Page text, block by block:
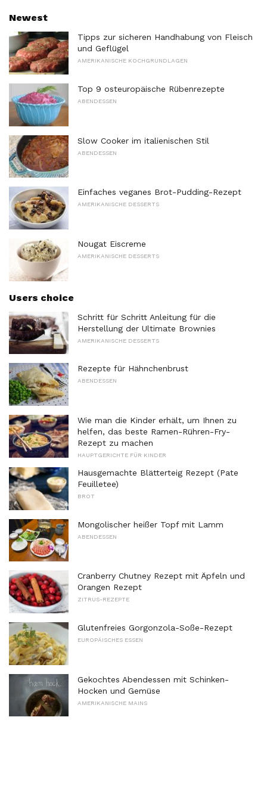
Newest
Tipps zur sicheren Handhabung von Fleisch
und Geflügel
AMERIKANISCHE KOCHGRUNDLAGEN
Top 9 osteuropäische Rübenrezepte
ABENDESSEN
Slow Cooker im italienischen Stil
ABENDESSEN
Einfaches veganes Brot-Pudding-Rezept
AMERIKANISCHE DESSERTS
Nougat Eiscreme
AMERIKANISCHE DESSERTS
Users choice
Schritt für Schritt Anleitung für die
Herstellung der Ultimate Brownies
AMERIKANISCHE DESSERTS
Rezepte für Hähnchenbrust
ABENDESSEN
Wie man die Kinder erhält, um Ihnen zu
helfen, das beste Ramen-Rühren-Fry-
Rezept zu machen
HAUPTGERICHTE FÜR KINDER
Hausgemachte Blätterteig Rezept (Pate
Feuilletee)
BROT
Mongolischer heißer Topf mit Lamm
ABENDESSEN
Cranberry Chutney Rezept mit Äpfeln und
Orangen Rezept
ZITRUS-REZEPTE
Glutenfreies Gorgonzola-Soße-Rezept
EUROPÄISCHES ESSEN
Gekochtes Abendessen mit Schinken-
Hocken und Gemüse
AMERIKANISCHE MAINS